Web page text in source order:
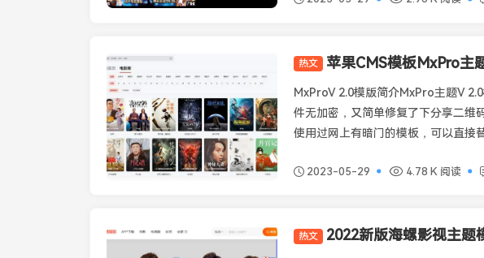
苹果CMS模板
热文 苹果CMS模板MxPro主
MxProV 2.0模版简介MxPro主题V
件无加密，又简单修复了下分享二维
使用过网上有暗门的模板，可以直接
2023-05-29 4.78 K 阅读
苹果CMS模板
热文